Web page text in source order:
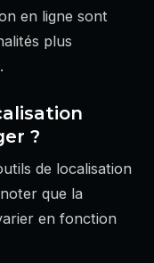
en ligne sont
plus
?
de localisation
que la
en fonction